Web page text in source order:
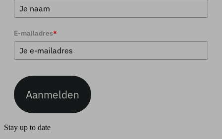
E-mailadres*
Aanmelden
Stay up to date